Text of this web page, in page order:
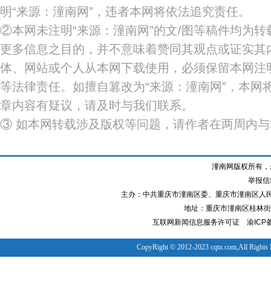
明“来源：潼南网”，违者本网将依法追究责任。
②本网未注明“来源：潼南网”的文/图等稿件均为
更多信息之目的，并不意味着赞同其观点或证实
体、网站或个人从本网下载使用，必须保留本网注
等法律责任。如擅自篡改为“来源：潼南网”，本网
章内容有疑议，请及时与我们联系。
③ 如本网转载涉及版权等问题，请作者在两周内
潼南网版权所有
举报
主办：中共重庆市潼南区委、重庆市潼南区
地址：重庆市潼南区桂林
互联网新闻信息服务许可证
渝ICP
CopyRight © 2012-2023 cqtn.com,All Rights